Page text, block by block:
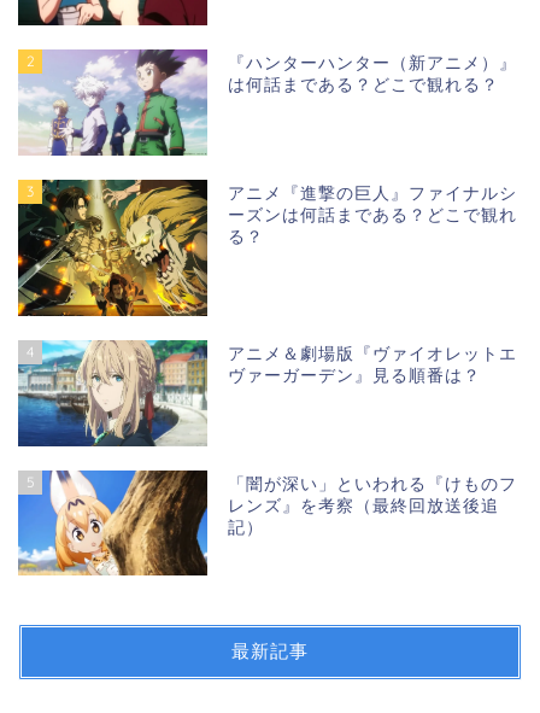
2
『ハンターハンター（新アニメ）』
は何話まである？どこで観れる？
3
アニメ『進撃の巨人』ファイナルシ
ーズンは何話まである？どこで観れ
る？
4
アニメ＆劇場版『ヴァイオレットエ
ヴァーガーデン』見る順番は？
5
「闇が深い」といわれる『けものフ
レンズ』を考察（最終回放送後追
記）
最新記事